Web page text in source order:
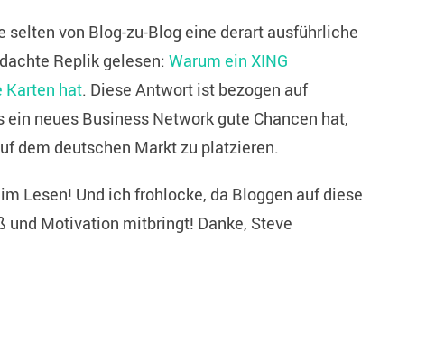
selten von Blog-zu-Blog eine derart ausführliche
Replik gelesen: Warum ein XING
Karten hat. Diese Antwort ist bezogen auf
ein neues Business Network gute Chancen hat,
dem deutschen Markt zu platzieren.
Lesen! Und ich frohlocke, da Bloggen auf diese
und Motivation mitbringt! Danke, Steve